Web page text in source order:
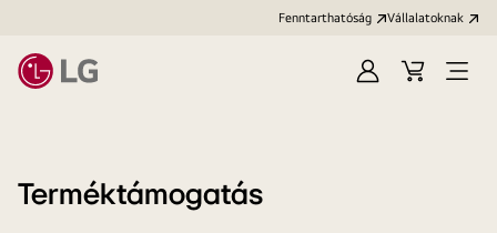
Fenntarthatóság Vállalatoknak
Bejelentkezés
KosárMenü
Terméktámogatás